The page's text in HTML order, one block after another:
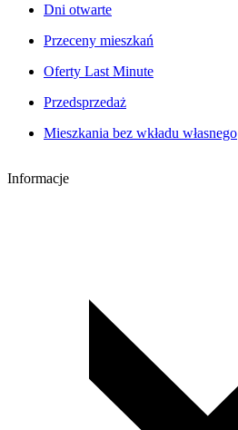
Dni otwarte
Przeceny mieszkań
Oferty Last Minute
Przedsprzedaż
Mieszkania bez wkładu własnego
Informacje